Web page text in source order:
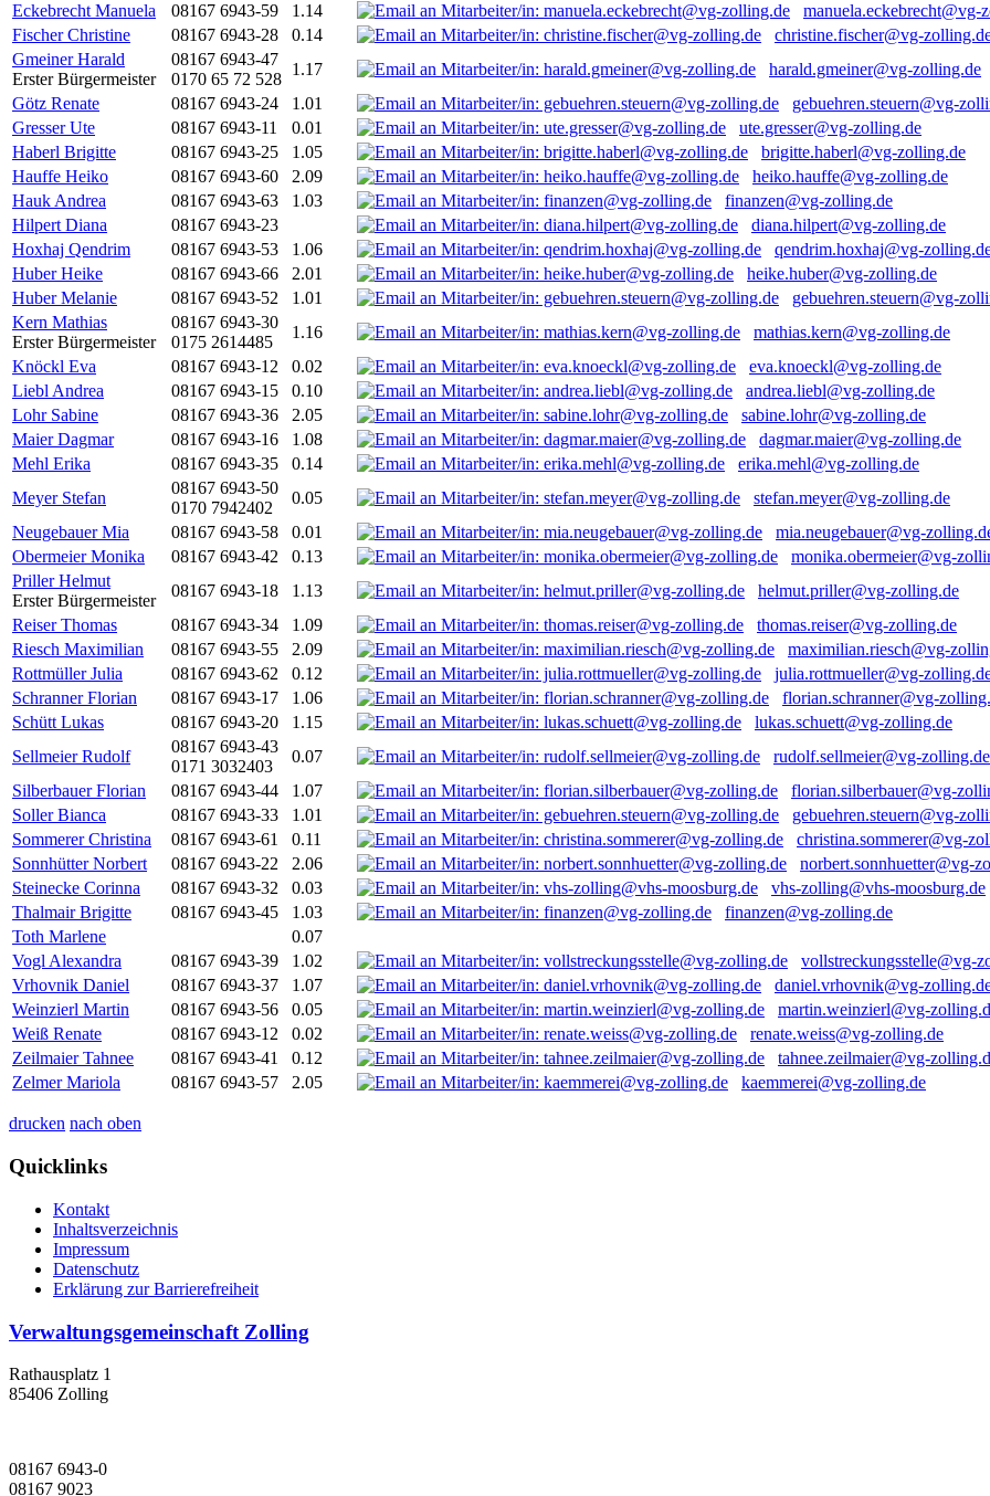
Eckebrecht Manuela
08167 6943-59 1.14
manuela.eckebrecht@vg-
Fischer Christine
08167 6943-28 0.14
christine.fischer@vg-
Gmeiner Harald
Erster Bürgermeister
08167 6943-47
0170 65 72 528
1.17
harald.gmeiner@vg-zolling.de
Götz Renate
08167 6943-24 1.01
gebuehren.steuern@vg-
Gresser Ute
08167 6943-11 0.01
ute.gresser@vg-zolling.de
Haberl Brigitte
08167 6943-25 1.05
brigitte.haberl@vg-zolling.de
Hauffe Heiko
08167 6943-60 2.09
heiko.hauffe@vg-zolling.de
Hauk Andrea
08167 6943-63 1.03
finanzen@vg-zolling.de
Hilpert Diana
08167 6943-23
diana.hilpert@vg-zolling.de
Hoxhaj Qendrim
08167 6943-53 1.06
qendrim.hoxhaj@vg-
Huber Heike
08167 6943-66 2.01
heike.huber@vg-zolling.de
Huber Melanie
08167 6943-52 1.01
gebuehren.steuern@vg-
Kern Mathias
Erster Bürgermeister
08167 6943-30
0175 2614485
1.16
mathias.kern@vg-zolling.de
Knöckl Eva
08167 6943-12 0.02
eva.knoeckl@vg-zolling.de
Liebl Andrea
08167 6943-15 0.10
andrea.liebl@vg-zolling.de
Lohr Sabine
08167 6943-36 2.05
sabine.lohr@vg-zolling.de
Maier Dagmar
08167 6943-16 1.08
dagmar.maier@vg-zolling.de
Mehl Erika
08167 6943-35 0.14
erika.mehl@vg-zolling.de
Meyer Stefan
08167 6943-50
0170 7942402
0.05
stefan.meyer@vg-zolling.de
Neugebauer Mia
08167 6943-58 0.01
mia.neugebauer@vg-
Obermeier Monika
08167 6943-42 0.13
monika.obermeier@vg-
Priller Helmut
Erster Bürgermeister
08167 6943-18 1.13
helmut.priller@vg-zolling.de
Reiser Thomas
08167 6943-34 1.09
thomas.reiser@vg-zolling.de
Riesch Maximilian
08167 6943-55 2.09
maximilian.riesch@vg-
Rottmüller Julia
08167 6943-62 0.12
julia.rottmueller@vg-
Schranner Florian
08167 6943-17 1.06
florian.schranner@vg-
Schütt Lukas
08167 6943-20 1.15
lukas.schuett@vg-zolling.de
Sellmeier Rudolf
08167 6943-43
0171 3032403
0.07
rudolf.sellmeier@vg-zolling.de
Silberbauer Florian
08167 6943-44 1.07
florian.silberbauer@vg-
Soller Bianca
08167 6943-33 1.01
gebuehren.steuern@vg-
Sommerer Christina
08167 6943-61 0.11
christina.sommerer@vg-
Sonnhütter Norbert
08167 6943-22 2.06
norbert.sonnhuetter@vg-
Steinecke Corinna
08167 6943-32 0.03
vhs-zolling@vhs-moosburg.de
Thalmair Brigitte
08167 6943-45 1.03
finanzen@vg-zolling.de
Toth Marlene
0.07
Vogl Alexandra
08167 6943-39 1.02
vollstreckungsstelle@vg-
Vrhovnik Daniel
08167 6943-37 1.07
daniel.vrhovnik@vg-
Weinzierl Martin
08167 6943-56 0.05
martin.weinzierl@vg-
Weiß Renate
08167 6943-12 0.02
renate.weiss@vg-zolling.de
Zeilmaier Tahnee
08167 6943-41 0.12
tahnee.zeilmaier@vg-
Zelmer Mariola
08167 6943-57 2.05 kaemmerei@vg-zolling.de
drucken nach oben
Quicklinks
Kontakt
Inhaltsverzeichnis
Impressum
Datenschutz
Erklärung zur Barrierefreiheit
Verwaltungsgemeinschaft Zolling
Rathausplatz 1
85406 Zolling
08167 6943-0
08167 9023